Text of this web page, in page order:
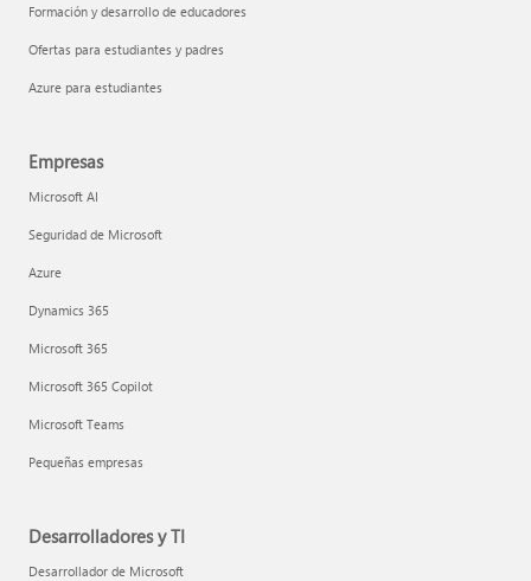
Formación y desarrollo de educadores
Ofertas para estudiantes y padres
Azure para estudiantes
Empresas
Microsoft AI
Seguridad de Microsoft
Azure
Dynamics 365
Microsoft 365
Microsoft 365 Copilot
Microsoft Teams
Pequeñas empresas
Desarrolladores y TI
Desarrollador de Microsoft